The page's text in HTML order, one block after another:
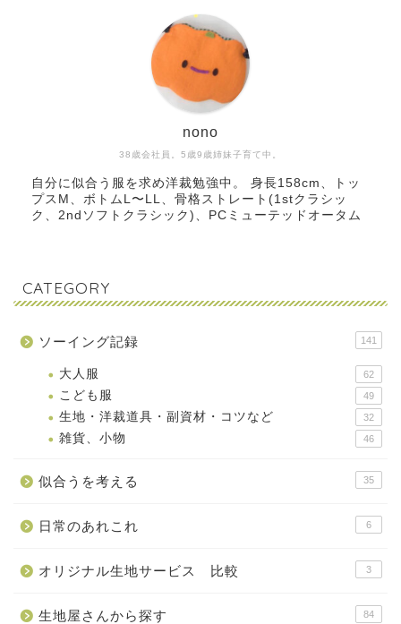
38歳会社員。5歳9歳姉妹子育て中。
nono
自分に似合う服を求め洋裁勉強中。 身長158cm、トッ
プスM、ボトムL〜LL、骨格ストレート(1stクラシッ
ク、2ndソフトクラシック)、PCミューテッドオータム
CATEGORY
ソーイング記録 141
大人服 62
こども服 49
生地・洋裁道具・副資材・コツなど 32
雑貨、小物 46
似合うを考える 35
日常のあれこれ 6
オリジナル生地サービス 比較 3
生地屋さんから探す 84